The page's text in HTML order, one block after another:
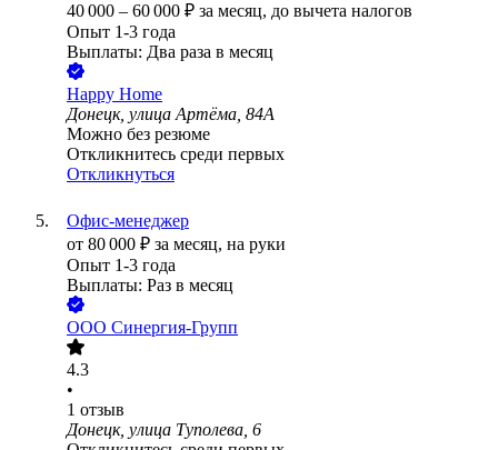
40 000 – 60 000 ₽ за месяц, до вычета налогов
Опыт 1-3 года
Выплаты: Два раза в месяц
Happy Home
Донецк, улица Артёма, 84А
Можно без резюме
Откликнитесь среди первых
Откликнуться
Офис-менеджер
от 80 000 ₽ за месяц, на руки
Опыт 1-3 года
Выплаты: Раз в месяц
ООО Синергия-Групп
4.3
•
1 отзыв
Донецк, улица Туполева, 6